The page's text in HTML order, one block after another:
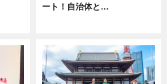
ート！自治体と…